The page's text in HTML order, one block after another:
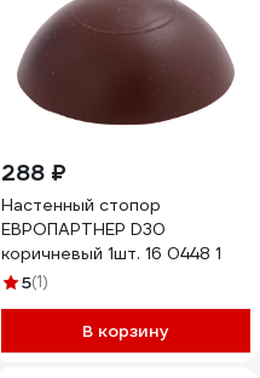
288 ₽
Настенный стопор
ЕВРОПАРТНЕР D30
коричневый 1шт. 16 0448 1
5(1)
В корзину